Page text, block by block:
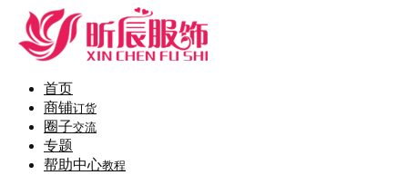
首页
商铺订货
圈子交流
专题
帮助中心教程